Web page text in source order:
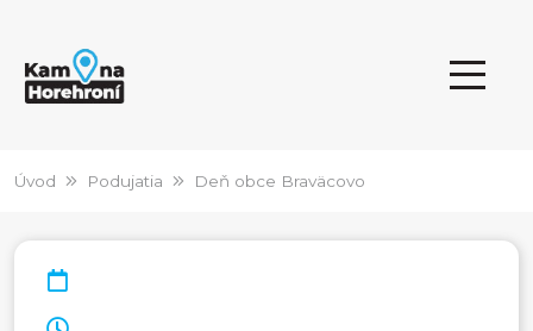
Úvod Podujatia Deň obce Braväcovo